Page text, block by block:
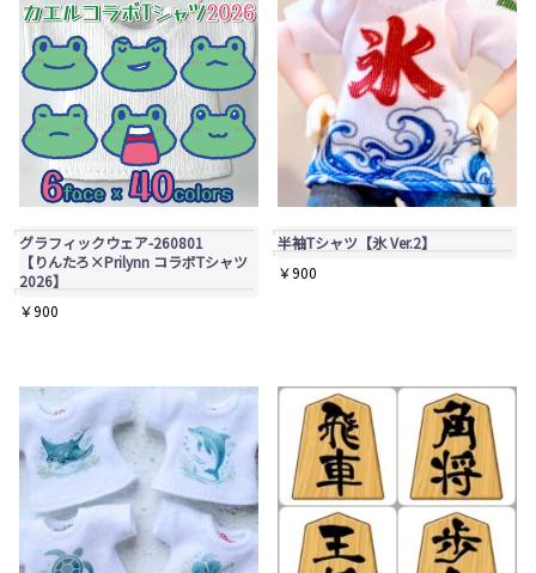
グラフィックウェア-260801
【りんたろ×Prilynn コラボTシャツ
2026】
￥900
半袖Tシャツ【氷 Ver.2】
￥900